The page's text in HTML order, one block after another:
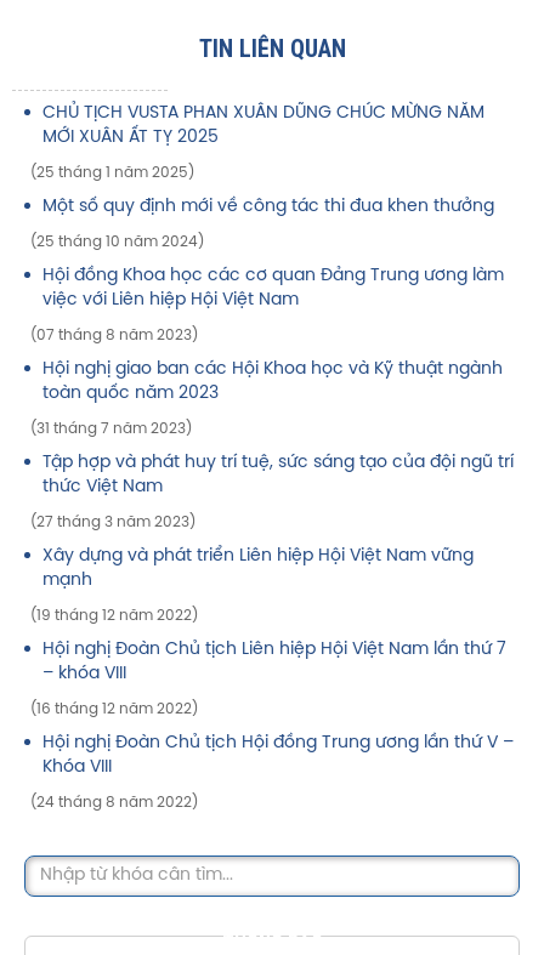
TIN LIÊN QUAN
CHỦ TỊCH VUSTA PHAN XUÂN DŨNG CHÚC MỪNG NĂM
MỚI XUÂN ẤT TỴ 2025
(25 tháng 1 năm 2025)
Một số quy định mới về công tác thi đua khen thưởng
(25 tháng 10 năm 2024)
Hội đồng Khoa học các cơ quan Đảng Trung ương làm
việc với Liên hiệp Hội Việt Nam
(07 tháng 8 năm 2023)
Hội nghị giao ban các Hội Khoa học và Kỹ thuật ngành
toàn quốc năm 2023
(31 tháng 7 năm 2023)
Tập hợp và phát huy trí tuệ, sức sáng tạo của đội ngũ trí
thức Việt Nam
(27 tháng 3 năm 2023)
Xây dựng và phát triển Liên hiệp Hội Việt Nam vững
mạnh
(19 tháng 12 năm 2022)
Hội nghị Đoàn Chủ tịch Liên hiệp Hội Việt Nam lần thứ 7
– khóa VIII
(16 tháng 12 năm 2022)
Hội nghị Đoàn Chủ tịch Hội đồng Trung ương lần thứ V –
Khóa VIII
(24 tháng 8 năm 2022)
THÔNG BÁO